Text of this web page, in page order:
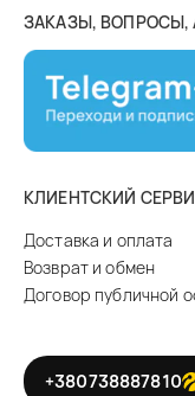
ЗАКАЗЫ, ВОПРОСЫ,
КЛИЕНТСКИЙ
Доставка и оплата
Возврат и обмен
Договор публичной
+380738887810